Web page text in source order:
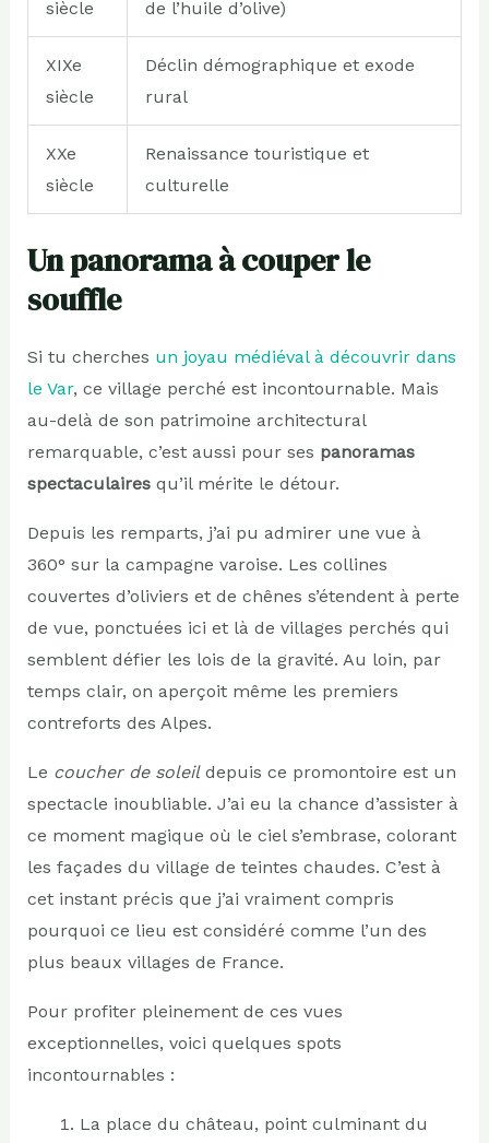
siècle de l’huile d’olive)
XIXe
siècle
Déclin démographique et exode
rural
XXe
siècle
Renaissance touristique et
culturelle
Un panorama à couper le
souffle
Si tu cherches un joyau médiéval à découvrir dans
le Var, ce village perché est incontournable. Mais
au-delà de son patrimoine architectural
remarquable, c’est aussi pour ses panoramas
spectaculairesqu’il mérite le détour.
Depuis les remparts, j’ai pu admirer une vue à
360° sur la campagne varoise. Les collines
couvertes d’oliviers et de chênes s’étendent à perte
de vue, ponctuées ici et là de villages perchés qui
semblent défier les lois de la gravité. Au loin, par
temps clair, on aperçoit même les premiers
contreforts des Alpes.
Le coucher de soleildepuis ce promontoire est un
spectacle inoubliable. J’ai eu la chance d’assister à
ce moment magique où le ciel s’embrase, colorant
les façades du village de teintes chaudes. C’est à
cet instant précis que j’ai vraiment compris
pourquoi ce lieu est considéré comme l’un des
plus beaux villages de France.
Pour profiter pleinement de ces vues
exceptionnelles, voici quelques spots
incontournables :
La place du château, point culminant du